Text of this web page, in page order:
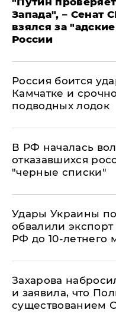
Запада", – Сенат
взялся за
России
Россия боится
Камчатке и
подводных лодок
​В РФ началась
отказавшихся
"черные списки"
Удары Украины
обвалили
РФ до 10-летнего
​Захарова
и заявила, что
существованием